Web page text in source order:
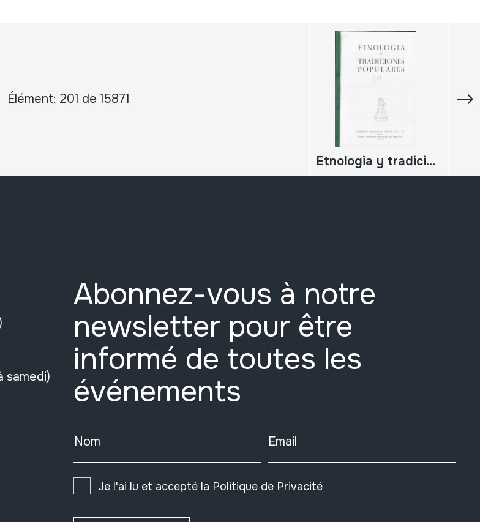
Élément: 201 de 15871
Etnologia y tradiciones populares (II); 1969
samedi)
Abonnez-vous à notre
newsletter pour être
informé de toutes les
événements
Nom Email
Je l'ai lu et accepté la Politique de Privacité